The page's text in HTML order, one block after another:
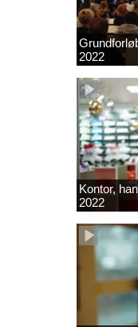
2022
Kontor,
2022